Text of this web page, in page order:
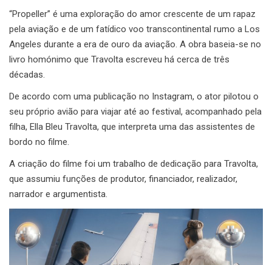
“Propeller” é uma exploração do amor crescente de um rapaz
pela aviação e de um fatídico voo transcontinental rumo a Los
Angeles durante a era de ouro da aviação. A obra baseia-se no
livro homónimo que Travolta escreveu há cerca de três
décadas.
De acordo com uma publicação no Instagram, o ator pilotou o
seu próprio avião para viajar até ao festival, acompanhado pela
filha, Ella Bleu Travolta, que interpreta uma das assistentes de
bordo no filme.
A criação do filme foi um trabalho de dedicação para Travolta,
que assumiu funções de produtor, financiador, realizador,
narrador e argumentista.